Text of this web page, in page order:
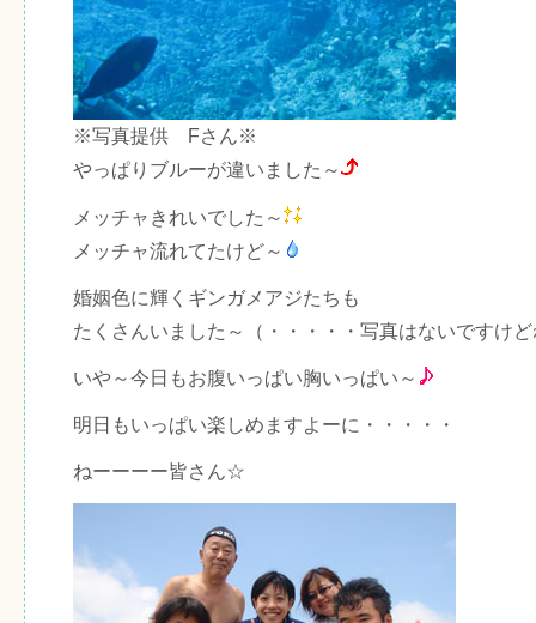
※写真提供 Fさん※
やっぱりブルーが違いました～
メッチャきれいでした～
メッチャ流れてたけど～
婚姻色に輝くギンガメアジたちも
たくさんいました～（・・・・・写真はないですけ
いや～今日もお腹いっぱい胸いっぱい～
明日もいっぱい楽しめますよーに・・・・・
ねーーーー皆さん☆